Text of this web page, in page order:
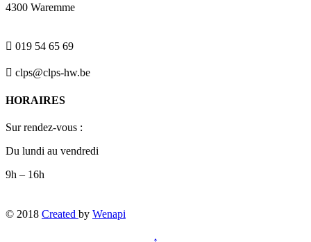
4300 Waremme
 019 54 65 69
 clps@clps-hw.be
HORAIRES
Sur rendez-vous :
Du lundi au vendredi
9h – 16h
© 2018 Created by Wenapi